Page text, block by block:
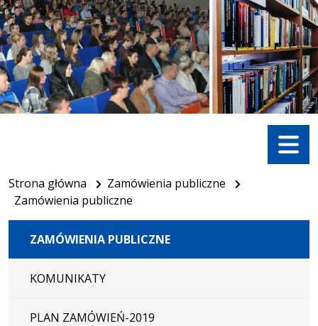
Menu
Strona główna
Zamówienia publiczne
Zamówienia publiczne
ZAMÓWIENIA PUBLICZNE
KOMUNIKATY
PLAN ZAMÓWIEŃ-2019